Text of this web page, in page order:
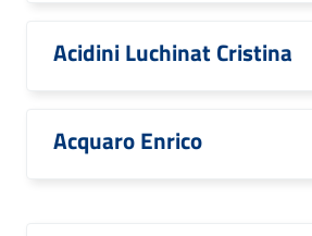
Acidini Luchinat Cristina
Acquaro Enrico